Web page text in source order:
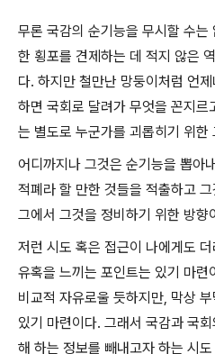
무론 국감의 순기능을 무시할 수는
한 횡포를 견제하는 데 적지 않은
다. 하지만 철만난 망둥이처럼 언
하면 국회로 달려가 무엇을 꼰지
는 별도로 누군가를 괴롭히기 위한
어디까지나 그것은 순기능을 뽑아
적폐라 할 만한 것들을 적출하고
그에서 그것을 정비하기 위한 방향
저런 시도 혹은 접근이 나에게도
유혹을 느끼는 포인트는 있기 마련
비교적 자유로울 듯하지만, 막상
있기 마련이다. 그래서 국감과 국
해 하는 정보를 빼내고자 하는 시